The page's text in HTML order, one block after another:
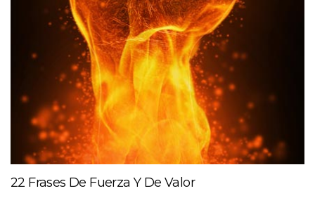
22 Frases De Fuerza Y De Valor